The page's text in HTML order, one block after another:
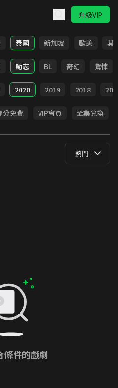
升級VIP
泰國 新加坡 歐美 其
勵志 BL 奇幻 驚悚
2020 2019 2018
分免費 VIP會員 全集兌換
熱門
條件的戲劇